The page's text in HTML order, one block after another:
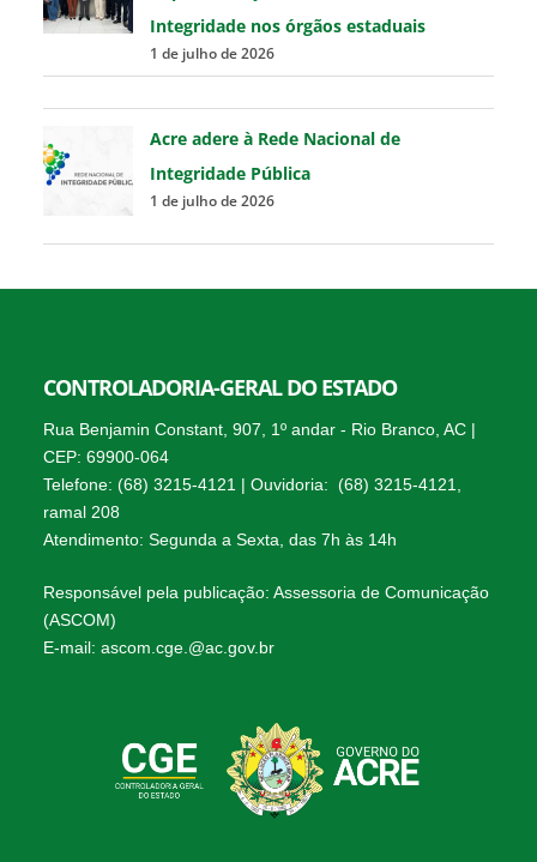
Integridade nos órgãos estaduais
1 de julho de 2026
Acre adere à Rede Nacional de
Integridade Pública
1 de julho de 2026
CONTROLADORIA-GERAL DO ESTADO
Rua Benjamin Constant, 907, 1º andar - Rio Branco, AC |
CEP: 69900-064
Telefone: (68) 3215-4121 | Ouvidoria: (68) 3215-4121,
ramal 208
Atendimento: Segunda a Sexta, das 7h às 14h
Responsável pela publicação: Assessoria de Comunicação
(ASCOM)
E-mail: ascom.cge.@ac.gov.br